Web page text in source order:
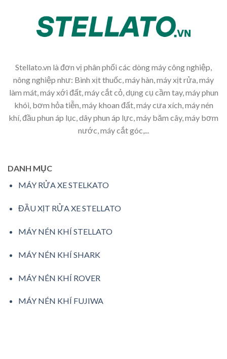
Stellato.vn là đơn vị phân phối các dòng máy công nghiệp,
nông nghiệp như: Bình xịt thuốc, máy hàn, máy xịt rửa, máy
làm mát, máy xới đất, máy cắt cỏ, dụng cụ cầm tay, máy phun
khói, bơm hỏa tiễn, máy khoan đất, máy cưa xích, máy nén
khí, đầu phun áp lục, dây phun áp lực, máy băm cây, máy bơm
nước, máy cắt góc,...
DANH MỤC
MÁY RỬA XE STELKATO
ĐẦU XỊT RỬA XE STELLATO
MÁY NÉN KHÍ STELLATO
MÁY NÉN KHÍ SHARK
MÁY NÉN KHÍ ROVER
MÁY NÉN KHÍ FUJIWA